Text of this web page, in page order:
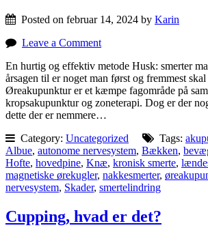
Posted on februar 14, 2024 by Karin
Leave a Comment
En hurtig og effektiv metode Husk: smerter
årsagen til er noget man først og fremmest
Øreakupunktur er et kæmpe fagområde på
kropsakupunktur og zoneterapi. Dog er der
dette der er nemmere…
Category: Uncategorized Tags:
Albue, autonome nervesystem, Bækken,
Hofte, hovedpine, Knæ, kronisk smerte,
magnetiske ørekugler, nakkesmerter,
nervesystem, Skader, smertelindring
Cupping, hvad er det?